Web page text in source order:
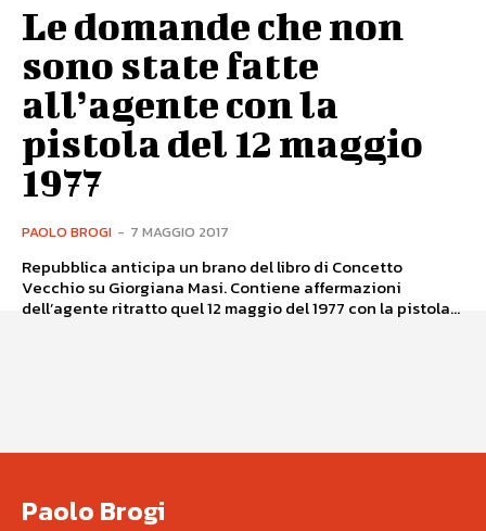
Le domande che non
sono state fatte
all’agente con la
pistola del 12 maggio
1977
PAOLO BROGI - 7 MAGGIO 2017
Repubblica anticipa un brano del libro di Concetto
Vecchio su Giorgiana Masi. Contiene affermazioni
dell’agente ritratto quel 12 maggio del 1977 con la pistola...
Paolo Brogi